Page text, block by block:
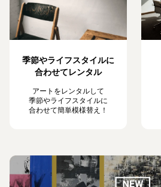
季節やライフスタイルに
合わせてレンタル
アートをレンタルして
季節やライフスタイルに
合わせて簡単模様替え！